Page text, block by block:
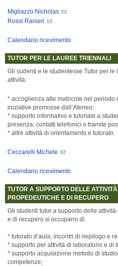
Migliazzo Nicholas
Rossi Ranieri
Calendario ricevimento
TUTOR PER LE LAUREE TRIENNALI
Gli sudenti e le studentesse Tutor per
attività:
* accoglienza alle matricole nel periodo
iniziative promosse dall’Ateneo;
* supporto informativo e tutoriale a
presenza, contatti telefonici o tramite
* altre attività di orientamento e tutorato.
Ceccarelli Michele
Calendario ricevimento
TUTOR A SUPPORTO DELLE
PROPEDEUTICHE E DI RECUPERO
Gli studenti tutor a supporto delle
e di recupero si occupano di:
* tutorato d’aula, incontri di riepilogo e
* supporto per attività di laboratorio e di
* supporto acquisizione metodo di
competenze;